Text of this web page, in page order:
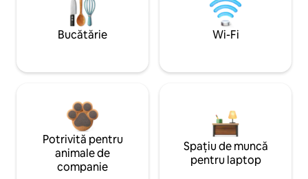
Bucătărie Wi-Fi
Potrivită pentru
animale de
companie
Spațiu de muncă
pentru laptop